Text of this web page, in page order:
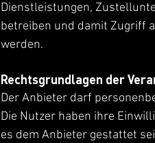
Dienstleistungen,
betreiben und damit Zugriff
werden.
Rechtsgrundlagen der
Der Anbieter darf
Die Nutzer haben ihre
es dem Anbieter gestattet